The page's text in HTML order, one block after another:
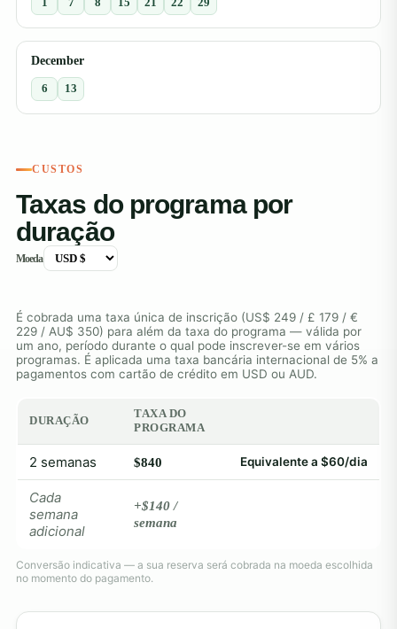
1 7 8 15 21 22 29
December
6 13
CUSTOS
Taxas do programa por
duração
Moeda
É cobrada uma taxa única de inscrição (US$ 249 / £ 179 / €
229 / AU$ 350) para além da taxa do programa — válida por
um ano, período durante o qual pode inscrever-se em vários
programas. É aplicada uma taxa bancária internacional de 5% a
pagamentos com cartão de crédito em USD ou AUD.
DURAÇÃO
TAXA DO
PROGRAMA
2 semanas $840 Equivalente a $60/dia
Cada
semana
adicional
+$140 /
semana
Conversão indicativa — a sua reserva será cobrada na moeda escolhida
no momento do pagamento.